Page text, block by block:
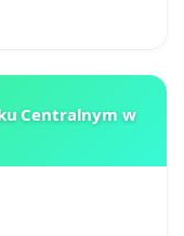
Centralnym w